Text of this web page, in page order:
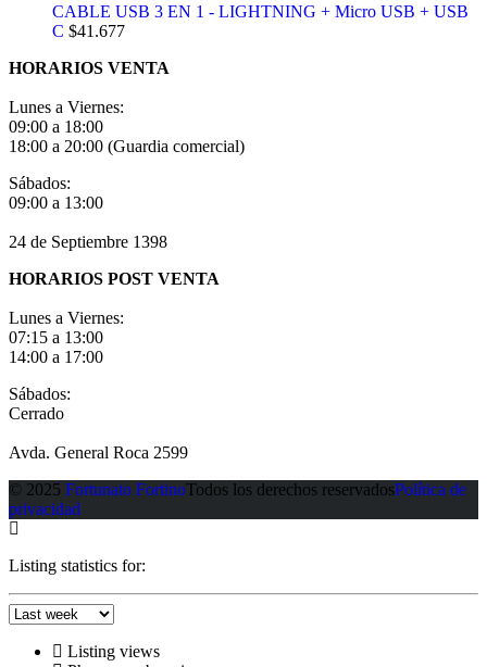
CABLE USB 3 EN 1 - LIGHTNING + Micro USB + USB
C $41.677
HORARIOS VENTA
Lunes a Viernes:
09:00 a 18:00
18:00 a 20:00 (Guardia comercial)
Sábados:
09:00 a 13:00
24 de Septiembre 1398
HORARIOS POST VENTA
Lunes a Viernes:
07:15 a 13:00
14:00 a 17:00
Sábados:
Cerrado
Avda. General Roca 2599
© 2025 Fortunato FortinoTodos los derechos reservadosPolítica de
privacidad
Listing statistics for:
Listing views